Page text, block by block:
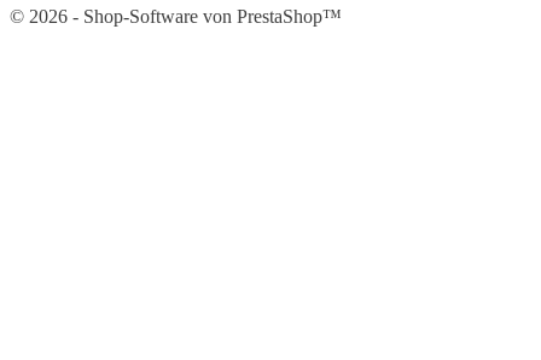
© 2026 - Shop-Software von PrestaShop™